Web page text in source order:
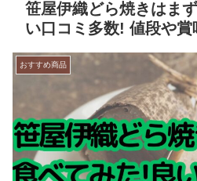
笹屋伊織どら焼きはま
い口コミ多数! 値段や賞
おすすめ商品